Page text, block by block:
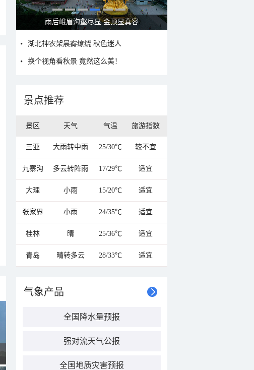
雨后峨眉沟壑尽显 金顶显真容
湖北神农架晨雾缭绕 秋色迷人
换个视角看秋景 竟然这么美！
景点推荐
景区 天气 气温 旅游指数
三亚 大雨转中雨 25/30℃ 较不宜
九寨沟 多云转阵雨 17/29℃ 适宜
大理 小雨 15/20℃ 适宜
张家界 小雨 24/35℃ 适宜
桂林 晴 25/36℃ 适宜
青岛 晴转多云 28/33℃ 适宜
气象产品
全国降水量预报
强对流天气公报
全国地质灾害预报